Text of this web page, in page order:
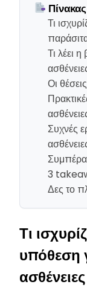
Τι
Τι λέει
Οι
Συχνές
3
Δες το
Τι
υπόθεση
ασθένειες